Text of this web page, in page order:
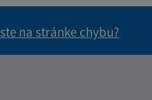
na stránke chybu?